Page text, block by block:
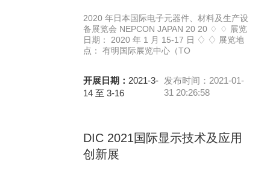
2020 年日本国际电子元器件、材料及生产设
备展览会 NEPCON JAPAN 20 20 ♢ ♢ 展览
日期： 2020 年 1 月 15-17 日 ♢ ♢ 展览地
点： 有明国际展览中心（TO
开展日期： 2021-3-
14 至 3-16
发布时间：2021-01-
31 20:26:58
DIC 2021国际显示技术及应用
创新展